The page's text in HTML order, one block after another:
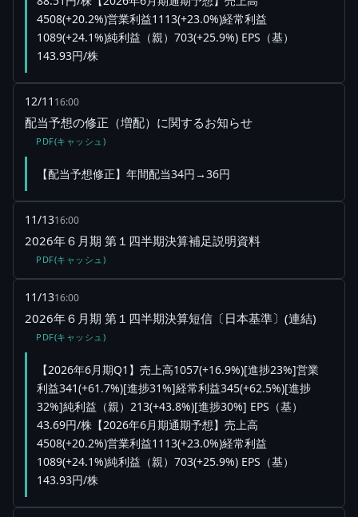
4508(+20.2%)営業利益1113(+23.0%)経常利益
1089(+24.1%)純利益（親）703(+25.9%) EPS（基）
143.93円/株
12/11 16:00
配当予想の修正（増配）に関するお知らせ
PDF(キャッシュ)
【配当予想修正】年間配当34円→36円
11/1316:00
2026年６月期 第１四半期決算補足説明資料
PDF(キャッシュ)
11/1316:00
2026年６月期 第１四半期決算短信〔日本基準〕(連結)
PDF(キャッシュ)
【2026年6月期Q1】売上高1057(+16.9%)[進捗23%]営業
利益341(+61.7%)[進捗31%]経常利益345(+62.5%)[進捗
32%]純利益（親）213(+43.8%)[進捗30%] EPS（基）
43.69円/株【2026年6月期通期予想】売上高
4508(+20.2%)営業利益1113(+23.0%)経常利益
1089(+24.1%)純利益（親）703(+25.9%) EPS（基）
143.93円/株